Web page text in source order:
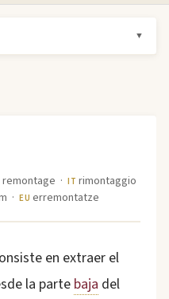
▼
remontage ·IT rimontaggio
·EU erremontatze
en extraer el
la partebaja del